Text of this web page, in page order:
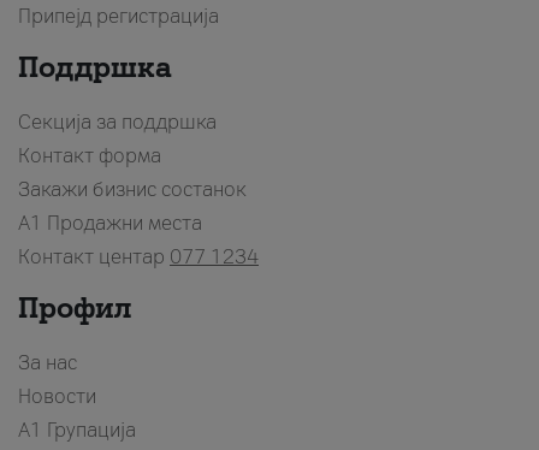
Припејд регистрација
Поддршка
Секција за поддршка
Контакт форма
Закажи бизнис состанок
A1 Продажни места
Контакт центар 077 1234
Профил
За нас
Новости
А1 Групација